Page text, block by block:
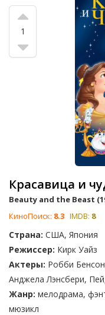
1
Красавица и
Beauty and the Beast
КиноПоиск: 8.3 IMDB: 8
Страна: США, Япония
Режиссер: Кирк Уайз
Актеры: Робби
Анджела Лэнсбери,
Жанр: мелодрама,
мюзикл